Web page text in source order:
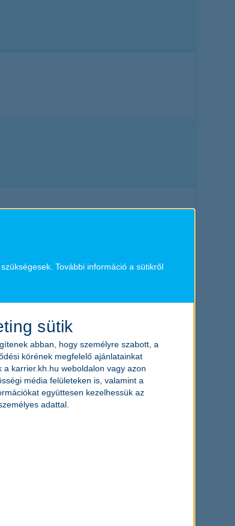
További információ a sütikről
sütik
abban, hogy személyre szabott, a
körének megfelelő ajánlatainkat
a karrier.kh.hu weboldalon vagy azon
média felületeken is, valamint a
együttesen kezelhessük az
adattal.